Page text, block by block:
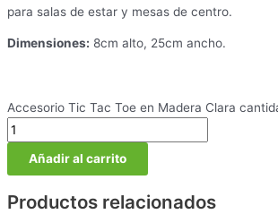
para salas de estar y mesas de centro.
Dimensiones: 8cm alto, 25cm ancho.
Accesorio Tic Tac Toe en Madera Clara
Añadir al carrito
Productos relacionados